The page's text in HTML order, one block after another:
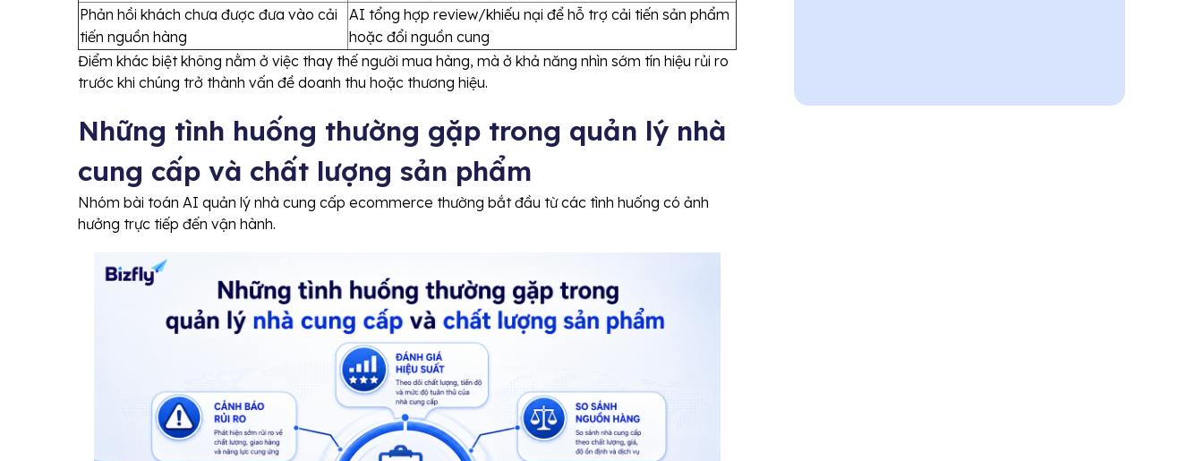
Phản hồi khách chưa được đưa vào cải
tiến nguồn hàng
AI tổng hợp review/khiếu nại để hỗ trợ cải tiến sản phẩm
hoặc đổi nguồn cung
Điểm khác biệt không nằm ở việc thay thế người mua hàng, mà ở khả năng nhìn sớm tín hiệu rủi ro
trước khi chúng trở thành vấn đề doanh thu hoặc thương hiệu.
Những tình huống thường gặp trong quản lý nhà
cung cấp và chất lượng sản phẩm
Nhóm bài toán AI quản lý nhà cung cấp ecommerce thường bắt đầu từ các tình huống có ảnh
hưởng trực tiếp đến vận hành.